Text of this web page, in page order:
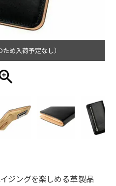
め入荷予定なし）
ジングを楽しめる革製品